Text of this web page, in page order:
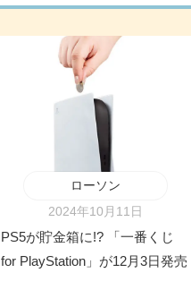
ローソン
2024年10月11日
PS5が貯金箱に!? 「一番くじ
for PlayStation」が12月3日発売